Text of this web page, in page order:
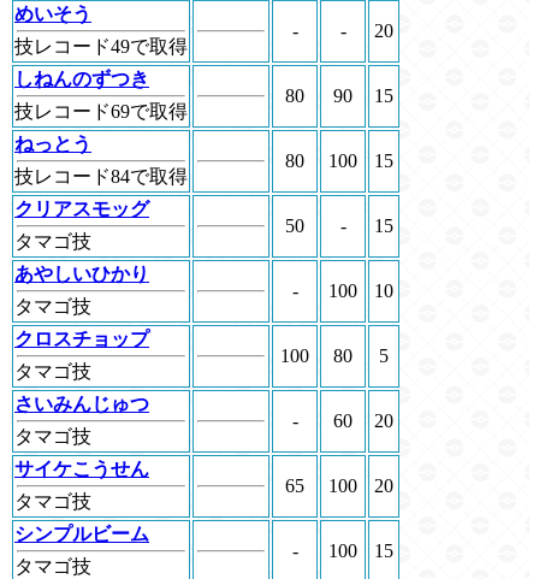
めいそう
技レコード49で取得
- - 20
しねんのずつき
技レコード69で取得
80 90 15
ねっとう
技レコード84で取得
80 100 15
クリアスモッグ
タマゴ技
50 - 15
あやしいひかり
タマゴ技
- 100 10
クロスチョップ
タマゴ技
100 80 5
さいみんじゅつ
タマゴ技
- 60 20
サイケこうせん
タマゴ技
65 100 20
シンプルビーム
タマゴ技
- 100 15